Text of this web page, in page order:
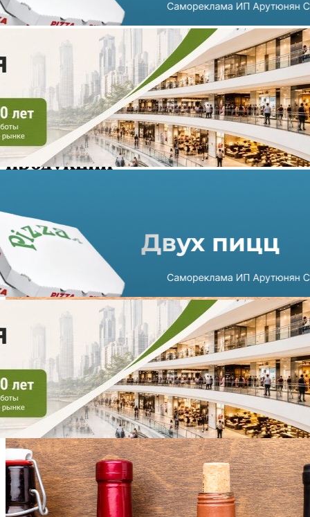
Правительство не
поддержало законопроект о
размещении устрашающих
изображений на алкогольной
продукции